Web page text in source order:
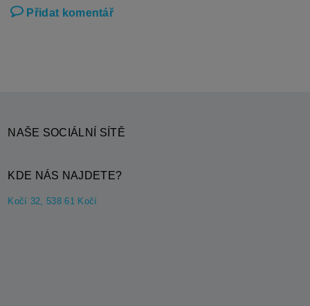
Přidat komentář
NAŠE SOCIÁLNÍ SÍTĚ
KDE NÁS NAJDETE?
Kočí 32, 538 61 Kočí